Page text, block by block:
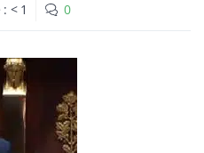
: < 1 0